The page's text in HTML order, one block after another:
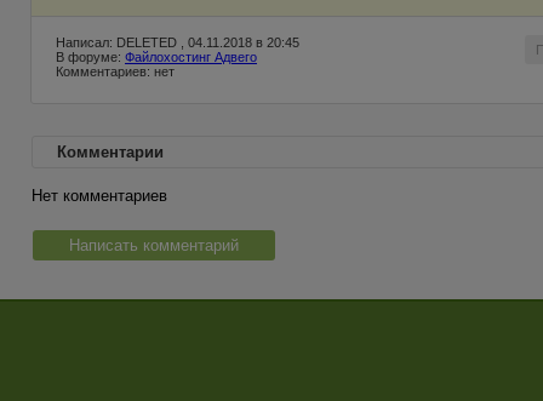
Написал: DELETED , 04.11.2018 в 20:45
В форуме: Файлохостинг Адвего
Комментариев: нет
Комментарии
Нет комментариев
Написать комментарий